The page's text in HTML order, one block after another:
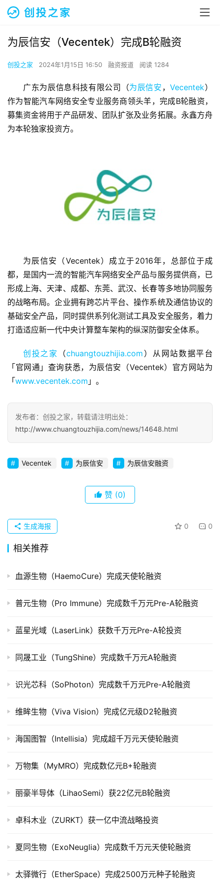
首
页
融
资
商
观
察
初
企
发
购
组
公
上
市
创
数
业
院
登录
为辰信安（Vecentek）完成B轮融资
创投之家 2024年1月15日 16:50 融资报道 阅读 1284
广东为辰信息科技有限公司（为辰信安 ，Vecentek）
作为智能汽车网络安全专业服务商领头羊，完成B轮融资，
募集资金将用于产品研发、团队扩张及业务拓展。永鑫方舟
为本轮独家投资方。
为辰信安（Vecentek）成立于2016年，总部位于成
都，是国内一流的智能汽车网络安全产品与服务提供商，已
形成上海、天津、成都、东莞、武汉、长春等多地协同服务
的战略布局。企业拥有跨芯片平台、操作系统及通信协议的
基础安全产品，同时提供系列化测试工具及安全服务，着力
打造适应新一代中央计算整车架构的纵深防御安全体系。
创投之家 （chuangtouzhijia.com ）从网站数据平台
「官网通」查询获悉，为辰信安（Vecentek）官方网站为
「www.vecentek.com 」。
发布者：创投之家，转载请注明出处：
http://www.chuangtouzhijia.com/news/14648.html
Vecentek 为辰信安 为辰信安融资
赞 (0)
0 0
生成海报
相关推荐
血源生物（HaemoCure）完成天使轮融资
普元生物（Pro Immune）完成数千万元Pre-A轮融资
蓝星光域（LaserLink）获数千万元Pre-A轮投资
同晟工业（TungShine）完成数千万元A轮融资
识光芯科（SoPhoton）完成数千万元Pre-A轮融资
维眸生物（Viva Vision）完成亿元级D2轮融资
海国图智（Intellisia）完成超千万元天使轮融资
万物集（MyMRO）完成数亿元B+轮融资
丽豪半导体（LihaoSemi）获22亿元B轮融资
卓科木业（ZURKT）获一亿中流战略投资
夏同生物（ExoNeuglia）完成数千万元天使轮融资
太驿微行（EtherSpace）完成2500万元种子轮融资